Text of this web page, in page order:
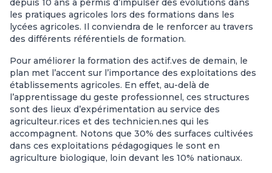
depuis 10 ans a permis d’impulser des évolutions dans
les pratiques agricoles lors des formations dans les
lycées agricoles. Il conviendra de le renforcer au travers
des différents référentiels de formation.
Pour améliorer la formation des actif.ves de demain, le
plan met l’accent sur l’importance des exploitations des
établissements agricoles. En effet, au-delà de
l’apprentissage du geste professionnel, ces structures
sont des lieux d’expérimentation au service des
agriculteur.rices et des technicien.nes qui les
accompagnent. Notons que 30% des surfaces cultivées
dans ces exploitations pédagogiques le sont en
agriculture biologique, loin devant les 10% nationaux.